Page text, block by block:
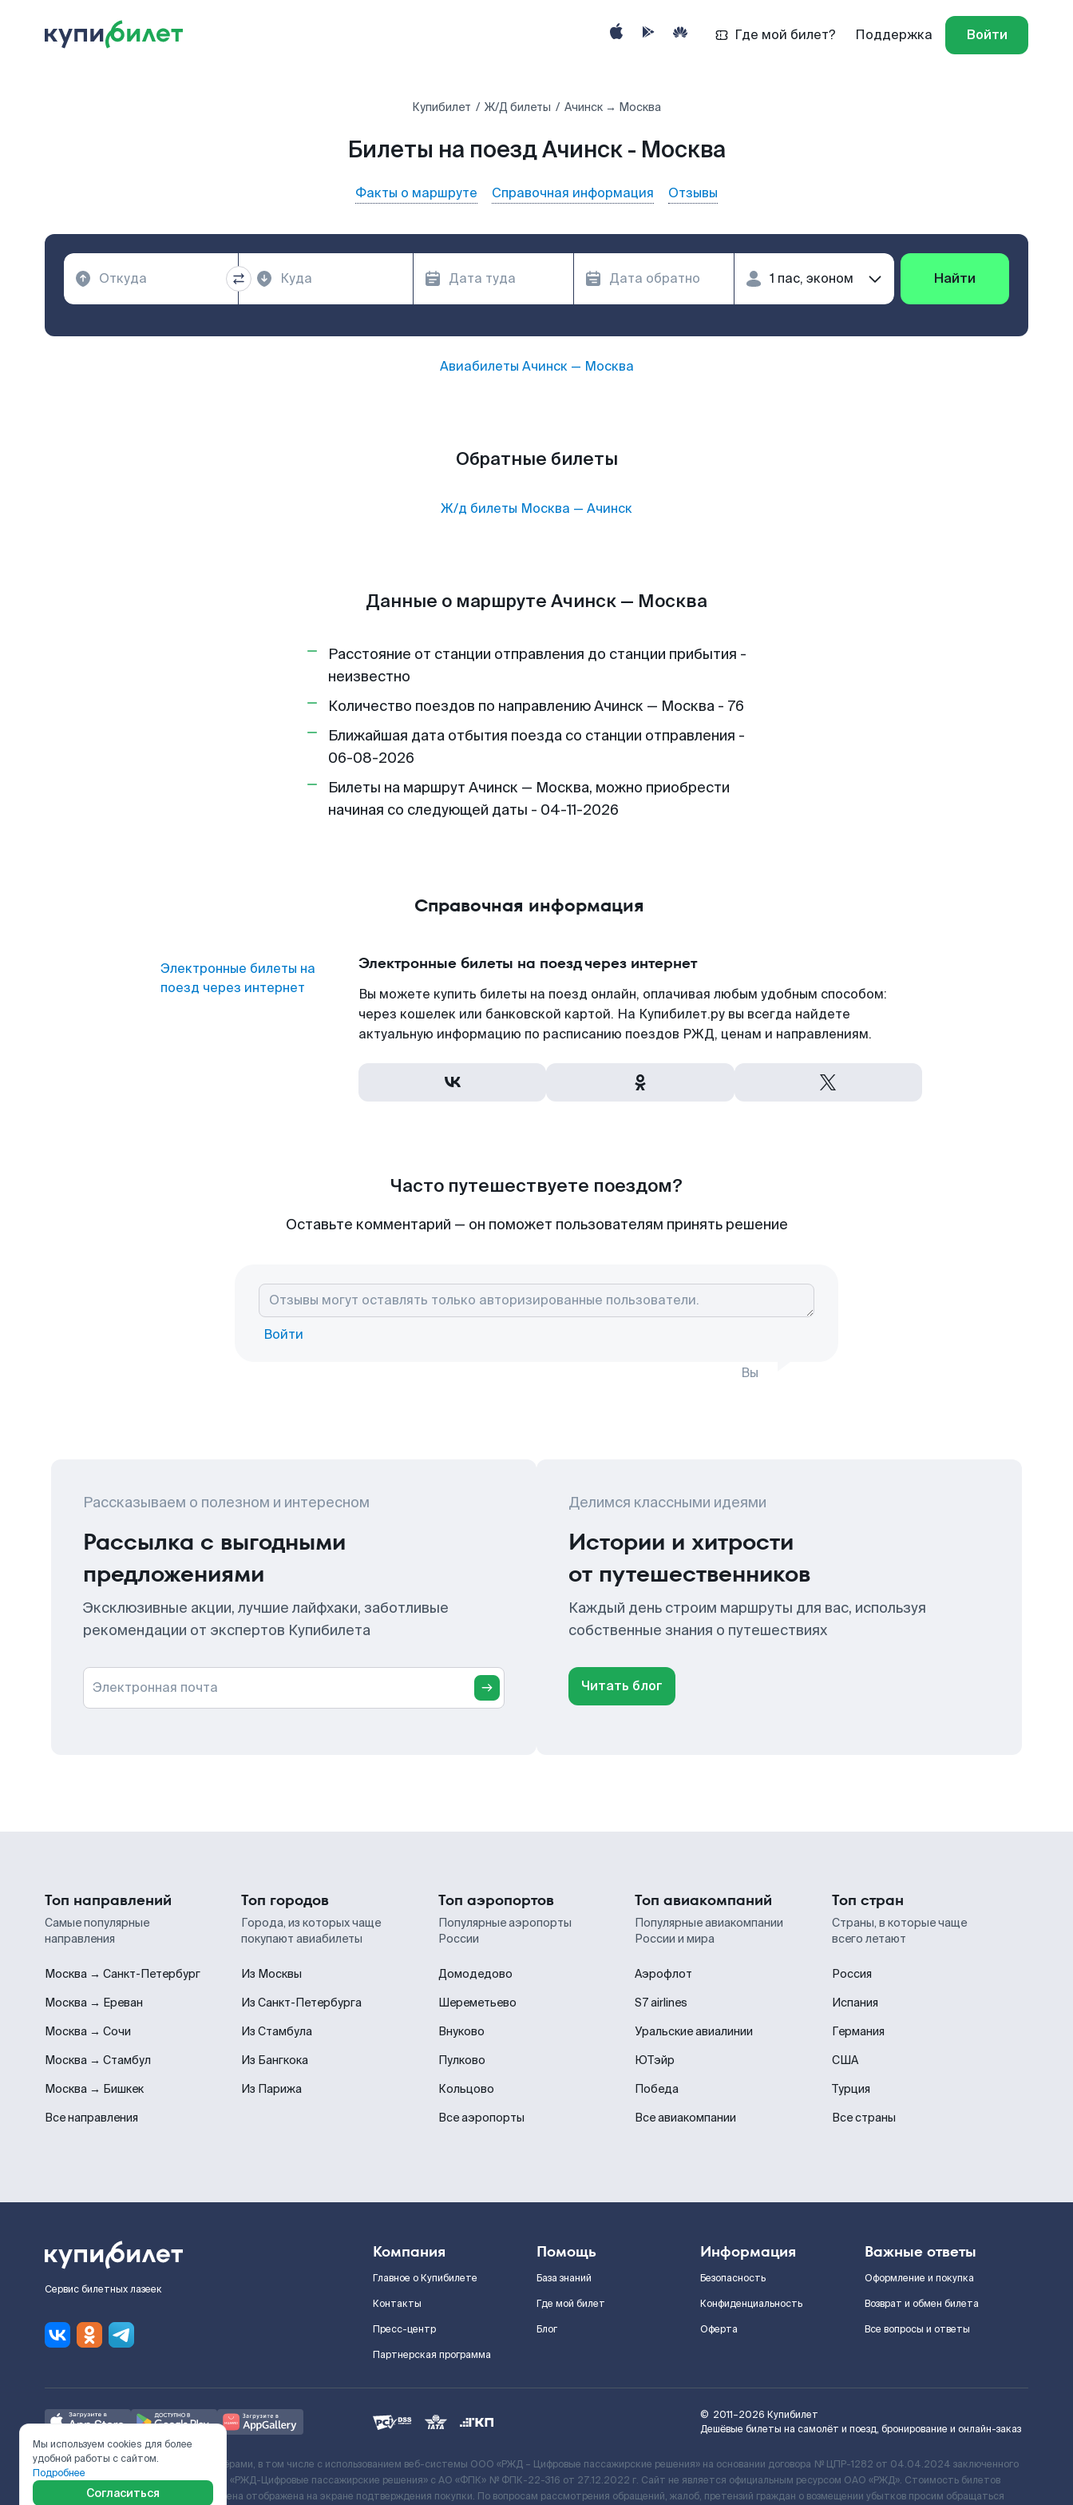
Где мой билет? Поддержка Войти
Купибилет Ж/Д билеты Ачинск → Москва
Билеты на поезд Ачинск - Москва
Факты о маршруте Справочная информация Отзывы
Найти
Авиабилеты Ачинск— Москва
Обратные билеты
Ж/д билеты Москва — Ачинск
Данные о маршруте Ачинск — Москва
Расстояние от станции отправления до станции прибытия -
неизвестно
Количество поездов по направлению Ачинск — Москва - 76
Ближайшая дата отбытия поезда со станции отправления -
06-08-2026
Билеты на маршрут Ачинск — Москва, можно приобрести
начиная со следующей даты - 04-11-2026
Справочная информация
Электронные билеты на
поезд через интернет
Электронные билеты на поезд через интернет
Вы можете купить билеты на поезд онлайн, оплачивая любым удобным способом:
через кошелек или банковской картой. На Купибилет.ру вы всегда найдете
актуальную информацию по расписанию поездов РЖД, ценам и направлениям.
Часто путешествуете поездом?
Оставьте комментарий — он поможет пользователям принять решение
Войти
Вы
Рассказываем о полезном и интересном
Рассылка с выгодными
предложениями
Эксклюзивные акции, лучшие лайфхаки, заботливые
рекомендации от экспертов Купибилета
Электронная почта
Делимся классными идеями
Истории и хитрости
от путешественников
Каждый день строим маршруты для вас, используя
собственные знания о путешествиях
Читать блог
Топ направлений
Самые популярные
направления
Москва → Санкт-Петербург
Москва → Ереван
Москва → Сочи
Москва → Стамбул
Москва → Бишкек
Все направления
Топ городов
Города, из которых чаще
покупают авиабилеты
Из Москвы
Из Санкт-Петербурга
Из Стамбула
Из Бангкока
Из Парижа
Топ аэропортов
Популярные аэропорты
России
Домодедово
Шереметьево
Внуково
Пулково
Кольцово
Все аэропорты
Топ авиакомпаний
Популярные авиакомпании
России и мира
Аэрофлот
S7 airlines
Уральские авиалинии
ЮТэйр
Победа
Все авиакомпании
Топ стран
Страны, в которые чаще
всего летают
Россия
Испания
Германия
США
Турция
Все страны
Сервис билетных лазеек
Компания
Главное о Купибилете
Контакты
Пресс-центр
Партнерская программа
Помощь
База знаний
Где мой билет
Блог
Информация
Безопасность
Конфиденциальность
Оферта
Важные ответы
Оформление и покупка
Возврат и обмен билета
Все вопросы и ответы
© 2011–2026 Купибилет
Дешёвые билеты на самолёт и поезд, бронирование и онлайн-заказ
Ж/Д билеты предоставляются партнёрами, в том числе с использованием веб-системы ООО «РЖД – Цифровые пассажирские решения» на основании договора № ЦПР-1282 от 04.04.2024 заключенного
с Поставщиком услуг и Договора ООО «РЖД-Цифровые пассажирские решения» c АО «ФПК» № ФПК-22-316 от 27.12.2022 г. Сайт не является официальным ресурсом ОАО «РЖД». Стоимость билетов
включает сервисный сбор. Итоговая цена отображена на экране подтверждения покупки. По вопросам рассмотрения обращений, жалоб, претензий граждан о возмещении убытков просим обращаться
Мы используем cookies для более
удобной работы с сайтом.
Подробнее
Согласиться